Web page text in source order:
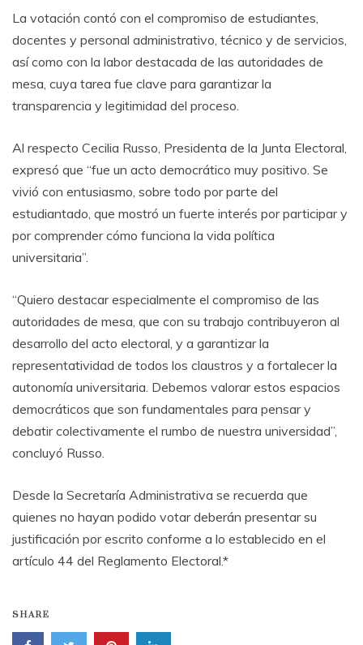
La votación contó con el compromiso de estudiantes,
docentes y personal administrativo, técnico y de servicios,
así como con la labor destacada de las autoridades de
mesa, cuya tarea fue clave para garantizar la
transparencia y legitimidad del proceso.
Al respecto Cecilia Russo, Presidenta de la Junta Electoral,
expresó que “fue un acto democrático muy positivo. Se
vivió con entusiasmo, sobre todo por parte del
estudiantado, que mostró un fuerte interés por participar y
por comprender cómo funciona la vida política
universitaria”.
“Quiero destacar especialmente el compromiso de las
autoridades de mesa, que con su trabajo contribuyeron al
desarrollo del acto electoral, y a garantizar la
representatividad de todos los claustros y a fortalecer la
autonomía universitaria. Debemos valorar estos espacios
democráticos que son fundamentales para pensar y
debatir colectivamente el rumbo de nuestra universidad”,
concluyó Russo.
Desde la Secretaría Administrativa se recuerda que
quienes no hayan podido votar deberán presentar su
justificación por escrito conforme a lo establecido en el
artículo 44 del Reglamento Electoral.*
SHARE